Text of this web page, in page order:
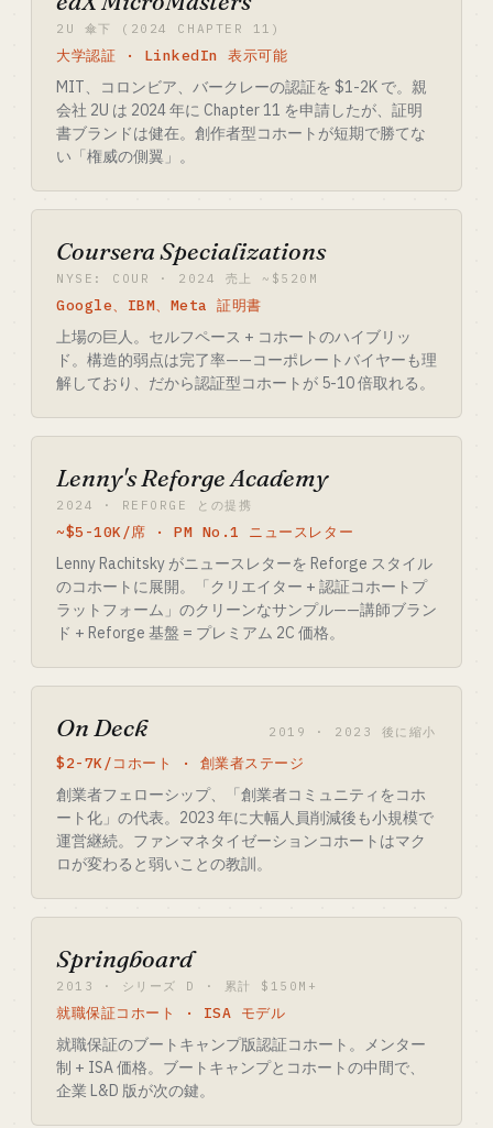
2U 傘下 (2024 CHAPTER 11)
大学認証 · LinkedIn 表示可能
MIT、コロンビア、バークレーの認証を $1-2K で。親
会社 2U は 2024 年に Chapter 11 を申請したが、証明
書ブランドは健在。創作者型コホートが短期で勝てな
い「権威の側翼」。
Coursera Specializations
NYSE: COUR · 2024 売上 ~$520M
Google、IBM、Meta 証明書
上場の巨人。セルフペース + コホートのハイブリッ
ド。構造的弱点は完了率——コーポレートバイヤーも理
解しており、だから認証型コホートが 5-10 倍取れる。
Lenny's Reforge Academy
2024 · REFORGE との提携
~$5-10K/席 · PM No.1 ニュースレター
Lenny Rachitsky がニュースレターを Reforge スタイル
のコホートに展開。「クリエイター + 認証コホートプ
ラットフォーム」のクリーンなサンプル——講師ブラン
ド + Reforge 基盤 = プレミアム 2C 価格。
On Deck 2019 · 2023 後に縮小
$2-7K/コホート · 創業者ステージ
創業者フェローシップ、「創業者コミュニティをコホ
ート化」の代表。2023 年に大幅人員削減後も小規模で
運営継続。ファンマネタイゼーションコホートはマク
ロが変わると弱いことの教訓。
Springboard
2013 · シリーズ D · 累計 $150M+
就職保証コホート · ISA モデル
就職保証のブートキャンプ版認証コホート。メンター
制 + ISA 価格。ブートキャンプとコホートの中間で、
企業 L&D 版が次の鍵。